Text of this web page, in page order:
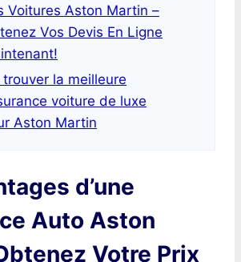
Voitures Aston Martin –
Vos Devis En Ligne
trouver la meilleure
voiture de luxe
Aston Martin
d’une
Auto Aston
Votre Prix